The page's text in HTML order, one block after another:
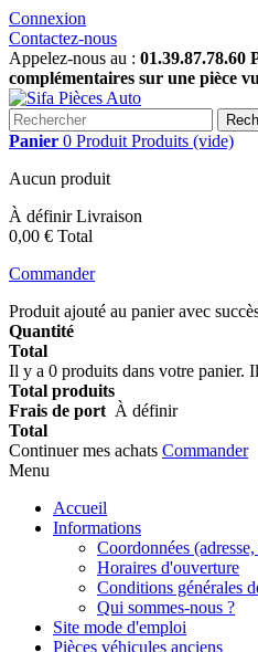
Connexion
Contactez-nous
Appelez-nous au : 01.39.87.78.60
complémentaires sur une pièce
Panier 0 Produit Produits (vide)
Aucun produit
À définirLivraison
0,00 € Total
Commander
Produit ajouté au panier avec
Quantité
Total
Il y a 0 produits dans votre panier.
Total produits
Frais de port À définir
Total
Continuer mes achats Commander
Menu
Accueil
Informations
Coordonnées
Horaires d'ouverture
Conditions générales
Qui sommes-nous ?
Site mode d'emploi
Pièces véhicules anciens